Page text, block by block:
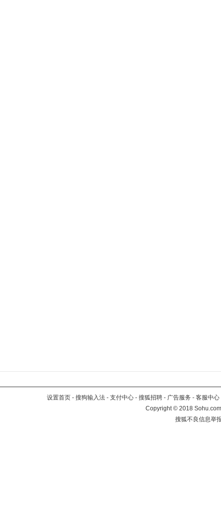
设置首页 - 搜狗输入法 - 支付中心 - 搜狐招聘 - 广告服务 - 客服中心
Copyright©2018
搜狐不良信息举